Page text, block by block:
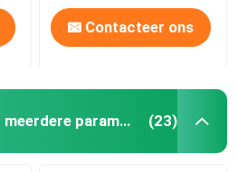
Contacteer ons
patiëntmonitor met meerdere parameters (23)